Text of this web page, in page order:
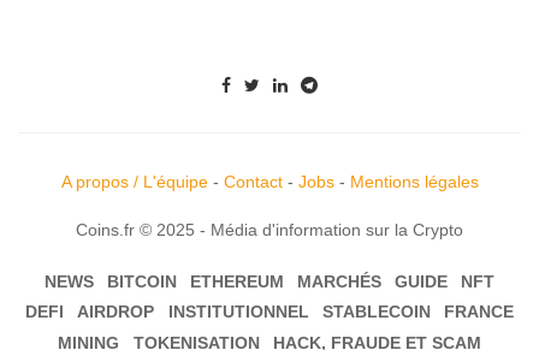
A propos / L'équipe- Contact- Jobs- Mentions légales
Coins.fr © 2025 - Média d'information sur la Crypto
NEWS BITCOIN ETHEREUM MARCHÉS GUIDE
NFT
DEFI
AIRDROP INSTITUTIONNEL STABLECOIN
FRANCE
MINING
TOKENISATION HACK, FRAUDE ET SCAM